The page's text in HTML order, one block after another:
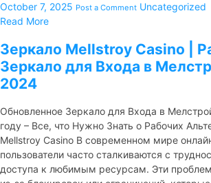
October 7, 2025 Post a Comment Uncategorized
Read More
Зеркало Mellstroy Casino |
Зеркало для Входа в
2024
Обновленное Зеркало для Входа в
году – Все, что Нужно Знать о Рабочих
Mellstroy Casino В современном мире
пользователи часто сталкиваются с
доступа к любимым ресурсам. Эти